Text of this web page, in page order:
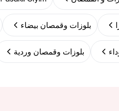
بلوزات وقمصان بيضاء
بلوزات وقمصان وردية